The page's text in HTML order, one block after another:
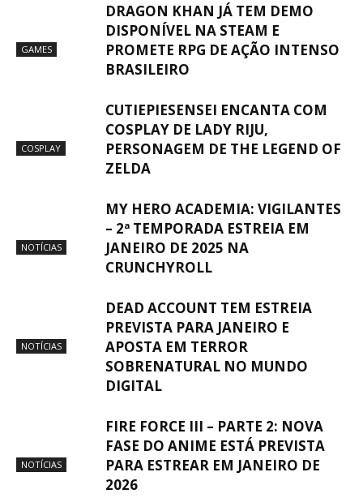
GAMES
DRAGON KHAN JÁ TEM DEMO
DISPONÍVEL NA STEAM E
PROMETE RPG DE AÇÃO INTENSO
BRASILEIRO
COSPLAY
CUTIEPIESENSEI ENCANTA COM
COSPLAY DE LADY RIJU,
PERSONAGEM DE THE LEGEND OF
ZELDA
NOTÍCIAS
MY HERO ACADEMIA: VIGILANTES
– 2ª TEMPORADA ESTREIA EM
JANEIRO DE 2025 NA
CRUNCHYROLL
NOTÍCIAS
DEAD ACCOUNT TEM ESTREIA
PREVISTA PARA JANEIRO E
APOSTA EM TERROR
SOBRENATURAL NO MUNDO
DIGITAL
NOTÍCIAS
FIRE FORCE III – PARTE 2: NOVA
FASE DO ANIME ESTÁ PREVISTA
PARA ESTREAR EM JANEIRO DE
2026